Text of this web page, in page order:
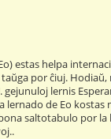
estas helpa
taŭga por ĉiuj. Hodiaŭ,
gejunuloj lernis
lernado de Eo kostas
saltotabulo por la